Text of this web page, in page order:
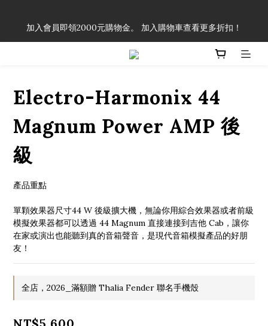
享有弦線、配件終生89折優惠！
「一生弦命！」單筆購買弦線、配件滿$999（不含運費），即可
Electro-Harmonix 44
Magnum Power AMP 後
級
產品重點
單顆效果器尺寸44 W 後級擴大機，無論你用綜合效果器或者前級
模擬效果器都可以透過 44 Magnum 直接連接到吉他 Cab，讓你
在家或演出也能聽到真的音箱聲音，是現代音箱模擬產品的好朋
友！
全店，2026_滿額贈 Thalia Fender 聯名手機殼
NT$5,600